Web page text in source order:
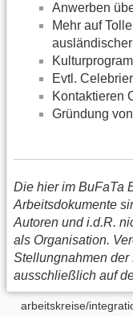
Anwerben
Mehr auf
Evtl.
Kontaktieren
Gründung
Die hier im BuFaTa
Arbeitsdokumente
Autoren und i.d.R.
als Organisation.
Stellungnahmen
ausschließlich auf
arbeitskreise/